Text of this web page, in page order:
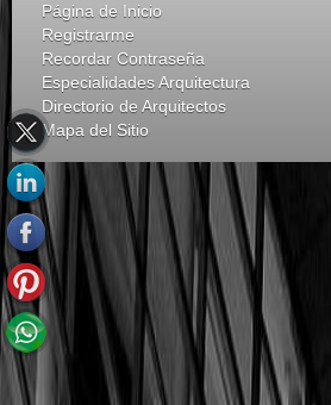
Página de Inicio
Registrarme
Recordar Contraseña
Especialidades Arquitectura
Directorio de Arquitectos
Mapa del Sitio